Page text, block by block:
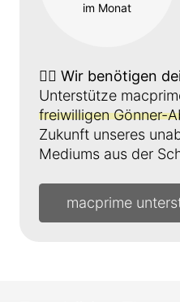
im Monat
👉🏼 Wir benötigen
Unterstütze
freiwilligen Gönner-
Zukunft unseres
Mediums aus der
macprime